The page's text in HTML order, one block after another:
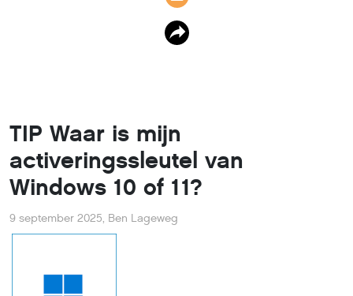
TIP Waar is mijn
activeringssleutel van
Windows 10 of 11?
9 september 2025, Ben Lageweg